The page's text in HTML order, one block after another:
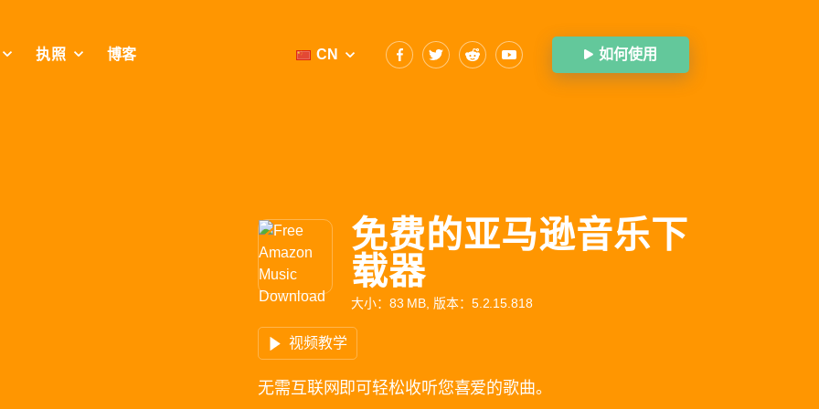
执照 博客 CN 如何使用
免费的亚马逊音乐下
载器
大小：83 MB, 版本：5.2.15.818
视频教学
无需互联网即可轻松收听您喜爱的歌曲。